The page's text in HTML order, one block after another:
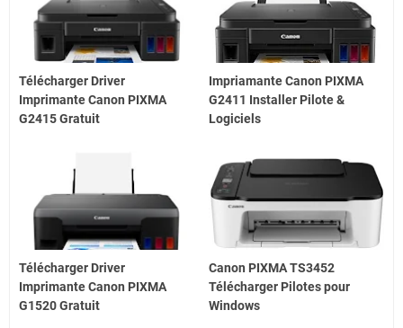
Télécharger Driver
Imprimante Canon PIXMA
G2415 Gratuit
Impriamante Canon PIXMA
G2411 Installer Pilote &
Logiciels
Télécharger Driver
Imprimante Canon PIXMA
G1520 Gratuit
Canon PIXMA TS3452
Télécharger Pilotes pour
Windows